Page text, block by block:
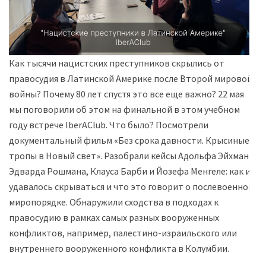
Как тысячи нацистских преступников скрылись от
правосудия в Латинской Америке после Второй мировой
войны? Почему 80 лет спустя это все еще важно? 22 мая
мы поговорили об этом на финальной в этом учебном
году встрече IberAClub. Что было? Посмотрели
документальный фильм «Без срока давности. Крысиные
тропы в Новый свет». Разобрали кейсы Адольфа Эйхмана,
Эдварда Рошмана, Клауса Барби и Йозефа Менгеле: как им
удавалось скрываться и что это говорит о послевоенном
миропорядке. Обнаружили сходства в подходах к
правосудию в рамках самых разных вооруженных
конфликтов, например, палестино-израильского или
внутреннего вооруженного конфликта в Колумбии.